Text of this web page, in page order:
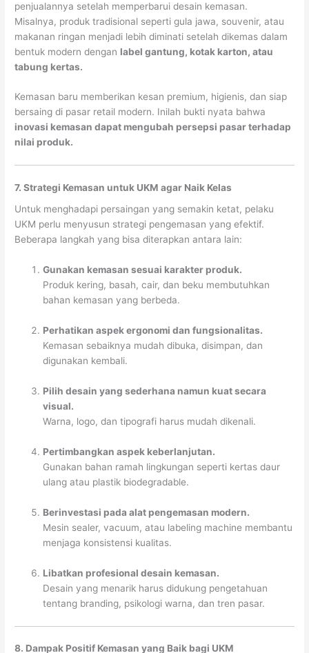
penjualannya setelah memperbarui desain kemasan.
Misalnya, produk tradisional seperti gula jawa, souvenir, atau
makanan ringan menjadi lebih diminati setelah dikemas dalam
bentuk modern dengan label gantung, kotak karton, atau
tabung kertas.
Kemasan baru memberikan kesan premium, higienis, dan siap
bersaing di pasar retail modern. Inilah bukti nyata bahwa
inovasi kemasan dapat mengubah persepsi pasar terhadap
nilai produk.
7. Strategi Kemasan untuk UKM agar Naik Kelas
Untuk menghadapi persaingan yang semakin ketat, pelaku
UKM perlu menyusun strategi pengemasan yang efektif.
Beberapa langkah yang bisa diterapkan antara lain:
Gunakan kemasan sesuai karakter produk.
Produk kering, basah, cair, dan beku membutuhkan
bahan kemasan yang berbeda.
Perhatikan aspek ergonomi dan fungsionalitas.
Kemasan sebaiknya mudah dibuka, disimpan, dan
digunakan kembali.
Pilih desain yang sederhana namun kuat secara
visual.
Warna, logo, dan tipografi harus mudah dikenali.
Pertimbangkan aspek keberlanjutan.
Gunakan bahan ramah lingkungan seperti kertas daur
ulang atau plastik biodegradable.
Berinvestasi pada alat pengemasan modern.
Mesin sealer, vacuum, atau labeling machine membantu
menjaga konsistensi kualitas.
Libatkan profesional desain kemasan.
Desain yang menarik harus didukung pengetahuan
tentang branding, psikologi warna, dan tren pasar.
8. Dampak Positif Kemasan yang Baik bagi UKM